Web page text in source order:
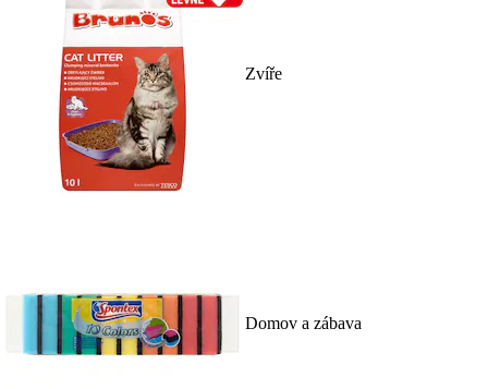
Zvíře
Domov a zábava